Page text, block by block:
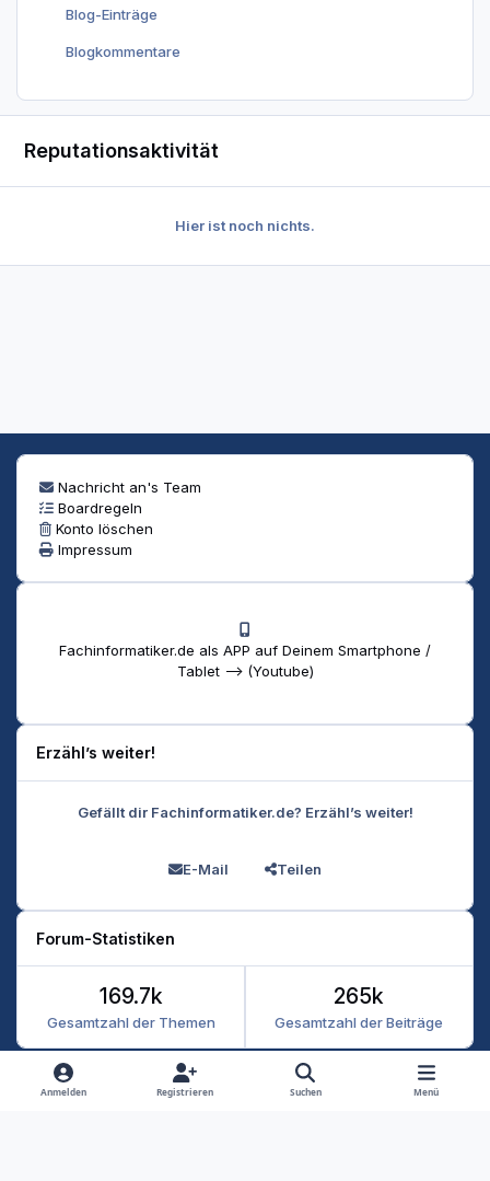
Blog-Einträge
Blogkommentare
Reputationsaktivität
Hier ist noch nichts.
Nachricht an's Team
Boardregeln
Konto löschen
Impressum
Fachinformatiker.de als APP auf Deinem Smartphone /
Tablet --> (Youtube)
Erzähl’s weiter!
Gefällt dir Fachinformatiker.de? Erzähl’s weiter!
E-Mail Teilen
Forum-Statistiken
Gesamtzahl der Themen
169.7k
Gesamtzahl der Beiträge
265k
Heller Modus
Dunkler Modus
Systemeinstellung
Anmelden Registrieren Suchen Menü